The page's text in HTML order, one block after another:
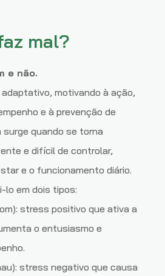
mal?
e não.
motivando à ação,
e à prevenção de
surge quando se torna
e difícil de controlar,
e o funcionamento diário.
lo em dois tipos:
stress positivo que ativa a
o entusiasmo e
stress negativo que causa